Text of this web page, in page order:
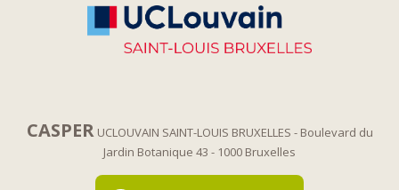
CASPER UCLOUVAIN SAINT-LOUIS BRUXELLES - Boulevard du
Jardin Botanique 43 - 1000 Bruxelles